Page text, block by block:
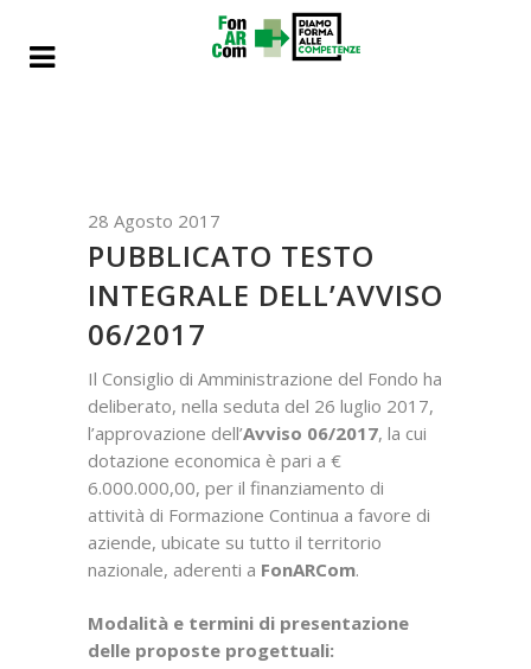
28 Agosto 2017
PUBBLICATO TESTO
INTEGRALE DELL’AVVISO
06/2017
Il Consiglio di Amministrazione del Fondo ha
deliberato, nella seduta del 26 luglio 2017,
l’approvazione dell’Avviso 06/2017, la cui
dotazione economica è pari a €
6.000.000,00, per il finanziamento di
attività di Formazione Continua a favore di
aziende, ubicate su tutto il territorio
nazionale, aderenti a FonARCom.
Modalità e termini di presentazione
delle proposte progettuali: